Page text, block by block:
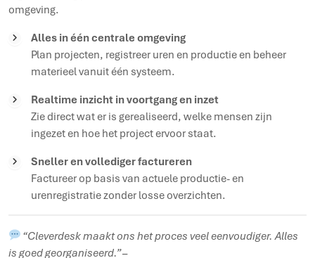
omgeving.
Alles in één centrale omgeving
Plan projecten, registreer uren en productie en beheer
materieel vanuit één systeem.
Realtime inzicht in voortgang en inzet
Zie direct wat er is gerealiseerd, welke mensen zijn
ingezet en hoe het project ervoor staat.
Sneller en vollediger factureren
Factureer op basis van actuele productie- en
urenregistratie zonder losse overzichten.
“Cleverdesk maakt ons het proces veel eenvoudiger. Alles
is goed georganiseerd.” –